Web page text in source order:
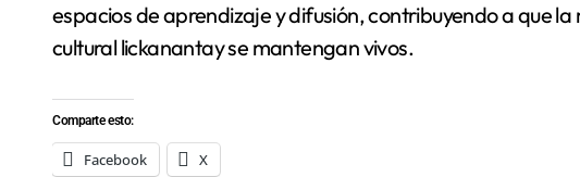
espacios de aprendizaje y difusión, contribuyendo a que
cultural lickanantay se mantengan vivos.
Comparte esto:
Facebook X